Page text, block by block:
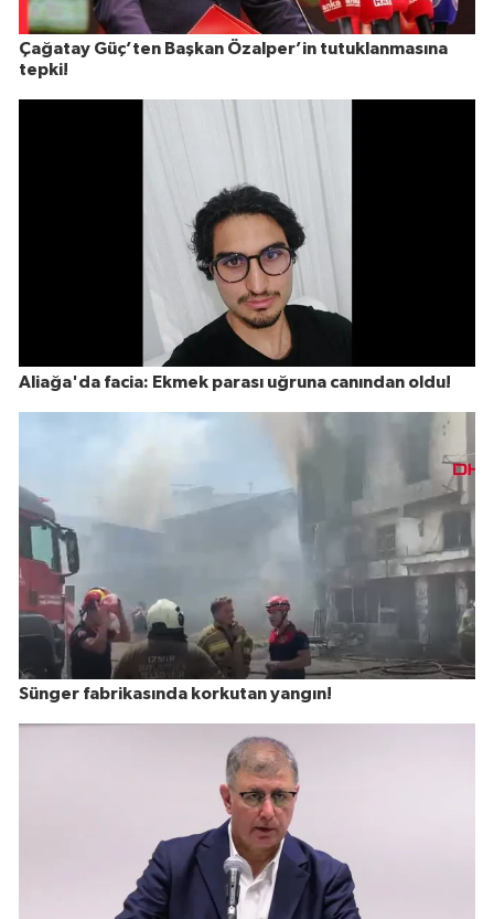
Çağatay Güç’ten Başkan Özalper’in tutuklanmasına
tepki!
Aliağa'da facia: Ekmek parası uğruna canından oldu!
Sünger fabrikasında korkutan yangın!